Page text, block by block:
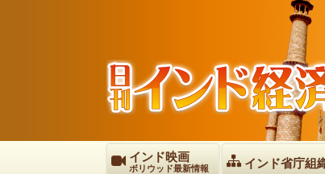
インド映画
ボリウッド最新情報 インド省庁組